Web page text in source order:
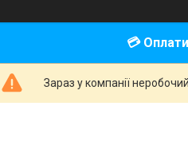
💳
Зараз у компанії